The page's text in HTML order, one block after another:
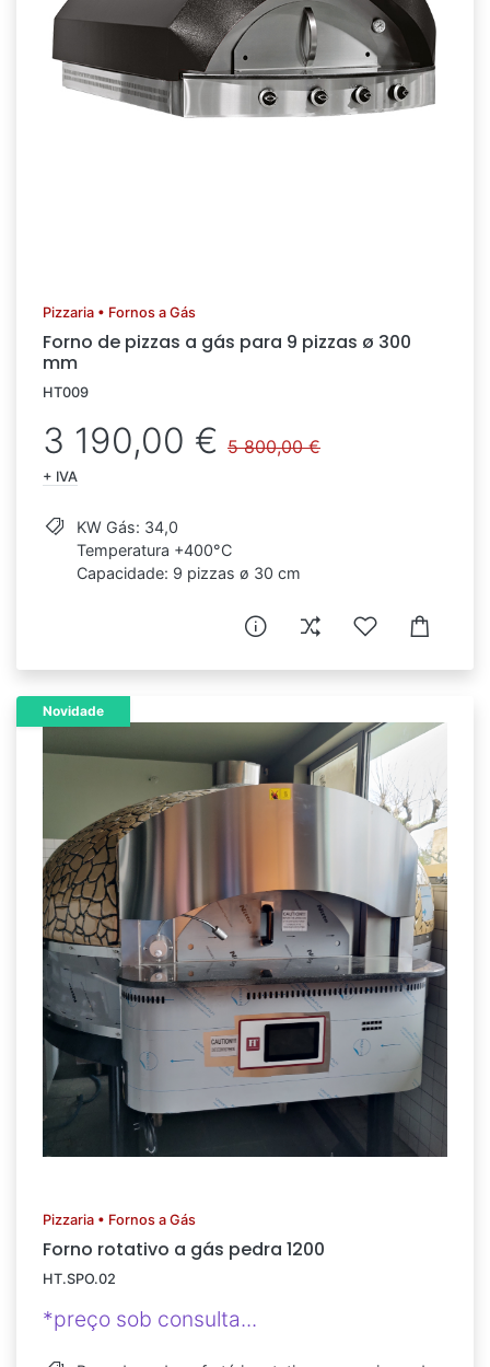
Pizzaria • Fornos a Gás
Forno de pizzas a gás para 9 pizzas ø 300
mm
HT009
3 190,00 € 5 800,00 €
+ IVA
KW Gás: 34,0
Temperatura +400°C
Capacidade: 9 pizzas ø 30 cm
Novidade
Pizzaria • Fornos a Gás
Forno rotativo a gás pedra 1200
HT.SPO.02
*preço sob consulta...